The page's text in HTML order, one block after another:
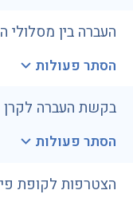
העברה בין
הסתר פעולות
בקשת העברה לקרן
הסתר פעולות
הצטרפות לקופת